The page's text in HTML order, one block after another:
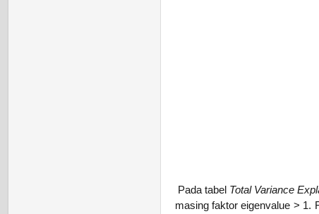
Pada tabel Total Variance
masing faktor eigenvalue > 1.